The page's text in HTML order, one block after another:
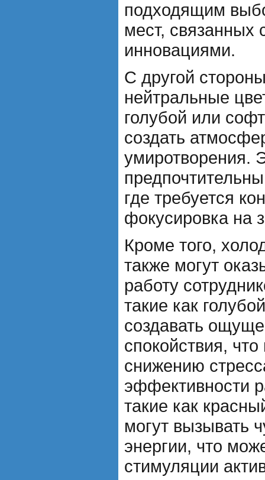
подходящим
мест, связанных
инновациями.
С другой
нейтральные
голубой или
создать
умиротворения.
где требуется
фокусировка на
Кроме того,
также могут
работу
такие как
создавать
спокойствия,
снижению
эффективности
такие как
могут вызывать
энергии, что
стимуляции